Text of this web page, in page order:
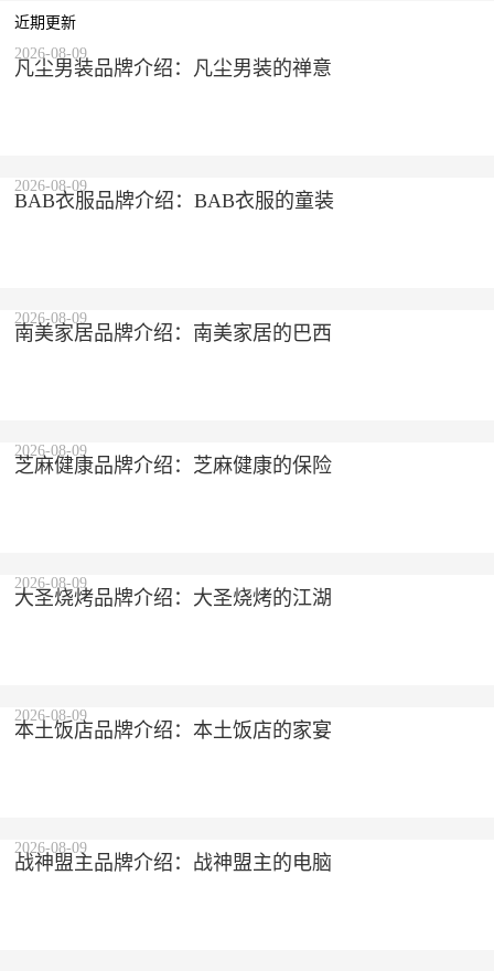
近期更新
凡尘男装品牌介绍：凡尘男装的禅意
2026-08-09
BAB衣服品牌介绍：BAB衣服的童装
2026-08-09
南美家居品牌介绍：南美家居的巴西
2026-08-09
芝麻健康品牌介绍：芝麻健康的保险
2026-08-09
大圣烧烤品牌介绍：大圣烧烤的江湖
2026-08-09
本土饭店品牌介绍：本土饭店的家宴
2026-08-09
战神盟主品牌介绍：战神盟主的电脑
2026-08-09